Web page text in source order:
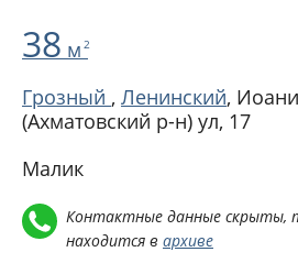
38 м 2
Грозный , Ленинский,
(Ахматовский р-н) ул, 17
Малик
Контактные данные скрыты,
находится в архиве